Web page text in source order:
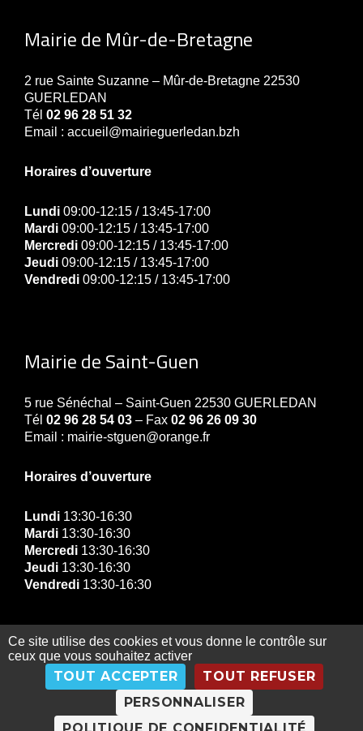
Mairie de Mûr-de-Bretagne
2 rue Sainte Suzanne – Mûr-de-Bretagne 22530
GUERLEDAN
Tél 02 96 28 51 32
Email : accueil@mairieguerledan.bzh
Horaires d’ouverture
Lundi 09:00-12:15 / 13:45-17:00
Mardi 09:00-12:15 / 13:45-17:00
Mercredi 09:00-12:15 / 13:45-17:00
Jeudi 09:00-12:15 / 13:45-17:00
Vendredi 09:00-12:15 / 13:45-17:00
Mairie de Saint-Guen
5 rue Sénéchal – Saint-Guen 22530 GUERLEDAN
Tél 02 96 28 54 03 – Fax 02 96 26 09 30
Email : mairie-stguen@orange.fr
Horaires d’ouverture
Lundi 13:30-16:30
Mardi 13:30-16:30
Mercredi 13:30-16:30
Jeudi 13:30-16:30
Vendredi 13:30-16:30
© Copyright Mairie de Guerledan 2019 |Contact|
Gestion des données personnelles | Exercez vos
Mentions légales|Plan du site
Ce site utilise des cookies et vous donne le contrôle sur
ceux que vous souhaitez activer
TOUT ACCEPTER
TOUT REFUSER
PERSONNALISER